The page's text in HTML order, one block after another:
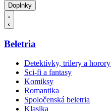
Doplnky
Beletria
Detektívky, trilery a horory
Sci-fi a fantasy
Komiksy
Romantika
Spoločenská beletria
Klasika